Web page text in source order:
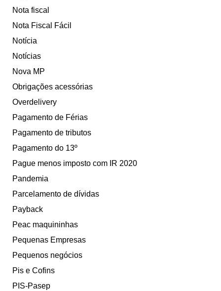
Nota fiscal
Nota Fiscal Fácil
Notícia
Notícias
Nova MP
Obrigações acessórias
Overdelivery
Pagamento de Férias
Pagamento de tributos
Pagamento do 13º
Pague menos imposto com IR 2020
Pandemia
Parcelamento de dívidas
Payback
Peac maquininhas
Pequenas Empresas
Pequenos negócios
Pis e Cofins
PIS-Pasep